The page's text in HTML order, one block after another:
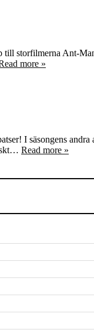
till storfilmerna Ant-
more »
I säsongens andra
Read more »